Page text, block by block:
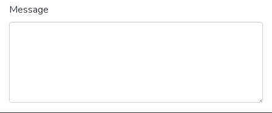
Message